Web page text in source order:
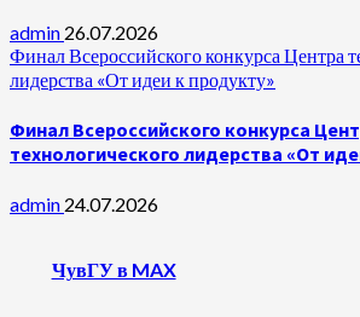
admin 26.07.2026
Финал Всероссийского конкурса Центра
лидерства «От идеи к продукту»
Финал Всероссийского конкурса
технологического лидерства «От
admin 24.07.2026
ЧувГУ в MAX